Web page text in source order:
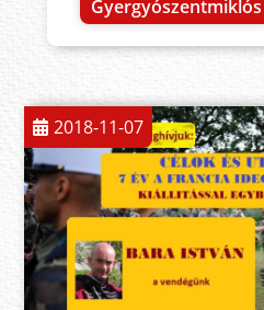
Gyergyószentmiklós
2018-11-07